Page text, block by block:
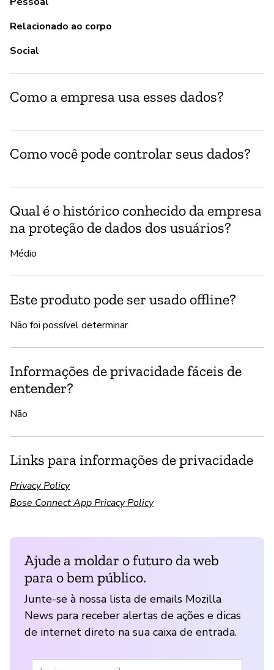
Relacionado ao corpo
Social
Como a empresa usa esses dados?
Como você pode controlar seus dados?
Qual é o histórico conhecido da empresa
na proteção de dados dos usuários?
Médio
Este produto pode ser usado offline?
Não foi possível determinar
Informações de privacidade fáceis de
entender?
Não
Links para informações de privacidade
Privacy Policy
Bose Connect App Pricacy Policy
Ajude a moldar o futuro da web
para o bem público.
Junte-se à nossa lista de emails Mozilla
News para receber alertas de ações e dicas
de internet direto na sua caixa de entrada.